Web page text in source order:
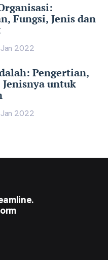
Fungsi, Jenis dan
2022
Pengertian,
untuk
2022